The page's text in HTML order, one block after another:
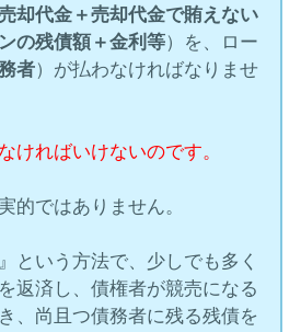
却代金＋売却代金で賄えない
の残債額＋金利等）を、ロー
者）が払わなければなりませ
ければいけないのです。
的ではありません。
という方法で、少しでも多く
返済し、債権者が競売になる
、尚且つ債務者に残る残債を